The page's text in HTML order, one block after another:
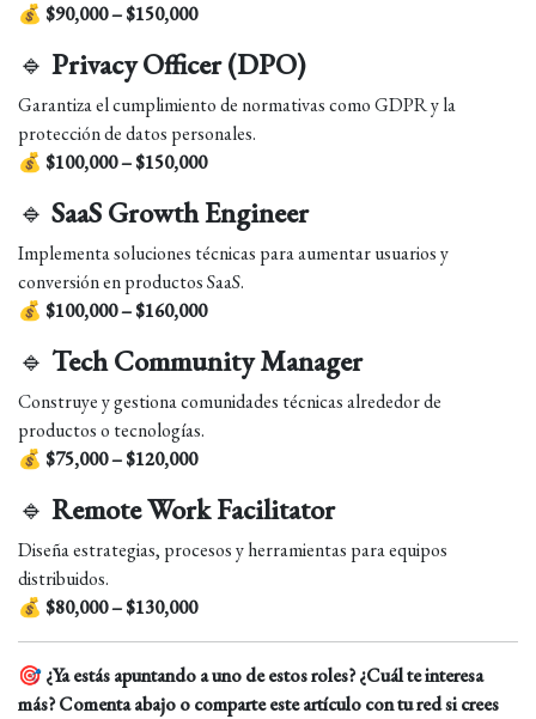
💰 $90,000 – $150,000
🔹 Privacy Officer (DPO)
Garantiza el cumplimiento de normativas como GDPR y la
protección de datos personales.
💰 $100,000 – $150,000
🔹 SaaS Growth Engineer
Implementa soluciones técnicas para aumentar usuarios y
conversión en productos SaaS.
💰 $100,000 – $160,000
🔹 Tech Community Manager
Construye y gestiona comunidades técnicas alrededor de
productos o tecnologías.
💰 $75,000 – $120,000
🔹 Remote Work Facilitator
Diseña estrategias, procesos y herramientas para equipos
distribuidos.
💰 $80,000 – $130,000
🎯¿Ya estás apuntando a uno de estos roles? ¿Cuál te interesa
más? Comenta abajo o comparte este artículo con tu red si crees